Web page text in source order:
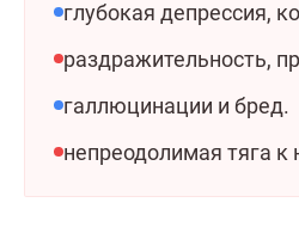
глубокая депрессия,
раздражительность,
галлюцинации и бред.
непреодолимая тяга к